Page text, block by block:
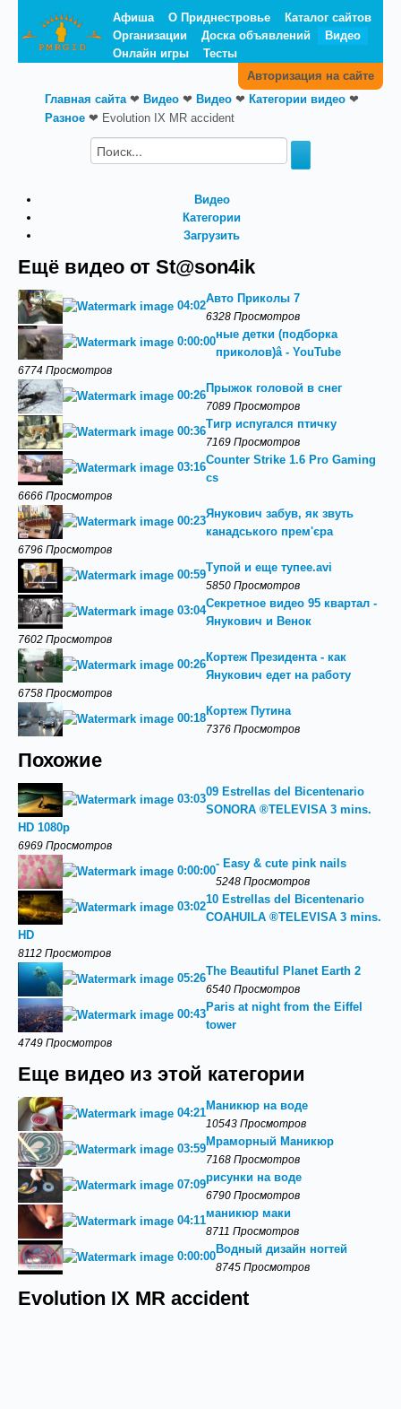
Афиша О Приднестровье
Каталог сайтов
Организации
Доска объявлений
Видео
Онлайн игры
Тесты
Авторизация на сайте
Главная сайта❤ Видео ❤ Видео ❤ Категории видео ❤
Разное ❤ Evolution IX MR accident
Видео
Категории
Загрузить
Ещё видео от St@son4ik
04:02
Авто Приколы 7
6328 Просмотров
0:00:00
ные детки (подборка
приколов)‬â - YouTube
6774 Просмотров
00:26
Прыжок головой в снег
7089 Просмотров
00:36
Тигр испугался птичку
7169 Просмотров
03:16
Counter Strike 1.6 Pro Gaming
cs
6666 Просмотров
00:23
Янукович забув, як звуть
канадського прем'єра
6796 Просмотров
00:59
Тупой и еще тупее.avi
5850 Просмотров
03:04
Секретное видео 95 квартал -
Янукович и Венок
7602 Просмотров
00:26
Кортеж Президента - как
Янукович едет на работу
6758 Просмотров
00:18
Кортеж Путина
7376 Просмотров
Похожие
03:03
09 Estrellas del Bicentenario
SONORA ®TELEVISA 3 mins.
HD 1080p
6969 Просмотров
0:00:00
- Easy & cute pink nails
5248 Просмотров
03:02
10 Estrellas del Bicentenario
COAHUILA ®TELEVISA 3 mins.
HD
8112 Просмотров
05:26
The Beautiful Planet Earth 2
6540 Просмотров
00:43
Paris at night from the Eiffel
tower
4749 Просмотров
Еще видео из этой категории
04:21
Маникюр на воде
10543 Просмотров
03:59
Мраморный Маникюр
7168 Просмотров
07:09
рисунки на воде
6790 Просмотров
04:11
маникюр маки
8711 Просмотров
0:00:00
Водный дизайн ногтей
8745 Просмотров
Evolution IX MR accident